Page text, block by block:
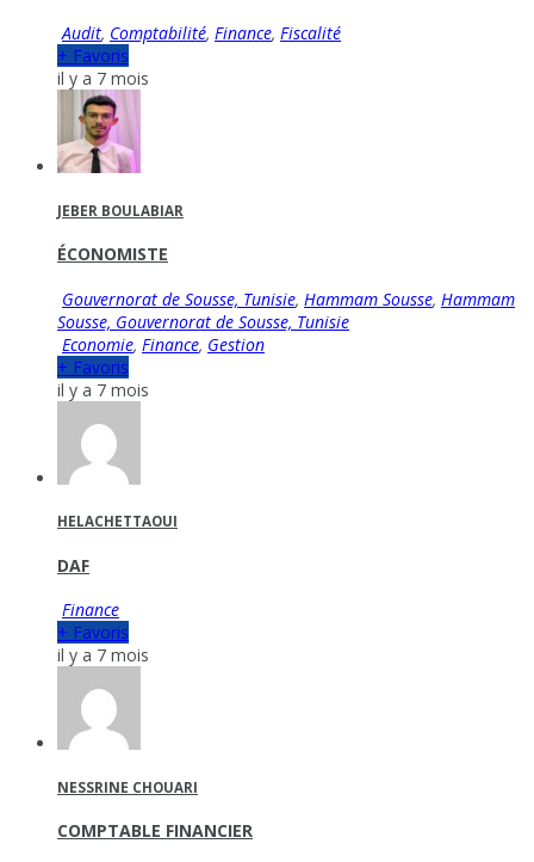
Audit, Comptabilité, Finance, Fiscalité
+ Favoris
il y a 7 mois
JEBER BOULABIAR
ÉCONOMISTE
Gouvernorat de Sousse, Tunisie, Hammam Sousse, Hammam
Sousse, Gouvernorat de Sousse, Tunisie
Economie, Finance, Gestion
+ Favoris
il y a 7 mois
HELACHETTAOUI
DAF
Finance
+ Favoris
il y a 7 mois
NESSRINE CHOUARI
COMPTABLE FINANCIER